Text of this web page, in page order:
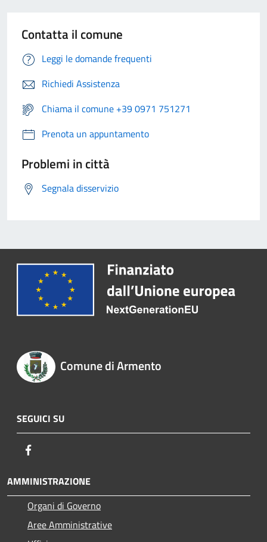
Contatta il comune
Leggi le domande frequenti
Richiedi Assistenza
Chiama il comune +39 0971 751271
Prenota un appuntamento
Problemi in città
Segnala disservizio
Comune di Armento
SEGUICI SU
AMMINISTRAZIONE
Organi di Governo
Aree Amministrative